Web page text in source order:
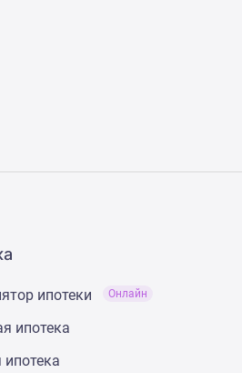
ипотеки Онлайн
ипотека
ипотека